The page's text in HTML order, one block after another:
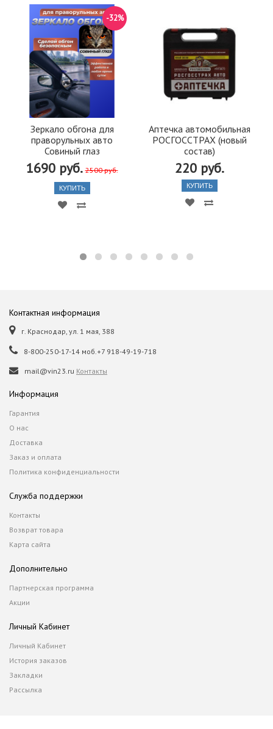
Зеркало обгона для
праворульных авто
Совиный глаз
1690 руб. 2500 руб.
-32%
КУПИТЬ
Аптечка автомобильная
РОСГОССТРАХ (новый
состав)
220 руб.
КУПИТЬ
Контактная информация
г. Краснодар, ул. 1 мая, 388
8-800-250-17-14 моб.+7 918-49-19-718
mail@vin23.ru Контакты
Информация
Гарантия
О нас
Доставка
Заказ и оплата
Политика конфиденциальности
Служба поддержки
Контакты
Возврат товара
Карта сайта
Дополнительно
Партнерская программа
Акции
Личный Кабинет
Личный Кабинет
История заказов
Закладки
Рассылка